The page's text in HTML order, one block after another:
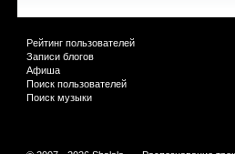
Рейтинг пользователей
Записи блогов
Афиша
Поиск пользователей
Поиск музыки